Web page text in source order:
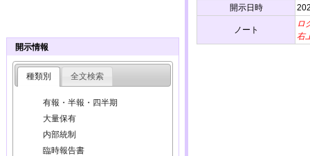
開示日時
ノート
ロ
右
開示情報
種類別 全文検索
有報・半報・四半期
大量保有
内部統制
臨時報告書